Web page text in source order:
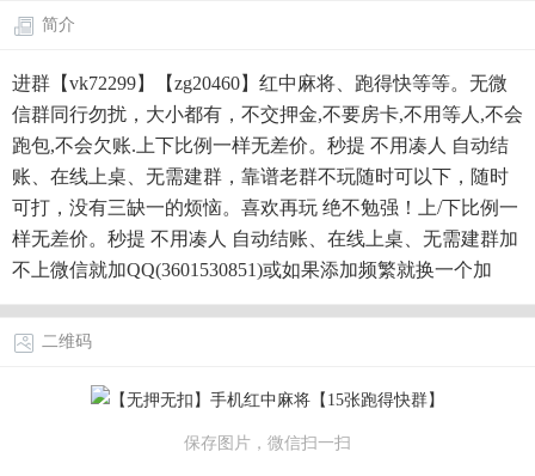
简介
进群【vk72299】【zg20460】红中麻将、跑得快等等。无微
信群同行勿扰，大小都有，不交押金,不要房卡,不用等人,不会
跑包,不会欠账.上下比例一样无差价。秒提 不用凑人 自动结
账、在线上桌、无需建群，靠谱老群不玩随时可以下，随时
可打，没有三缺一的烦恼。喜欢再玩 绝不勉强！上/下比例一
样无差价。秒提 不用凑人 自动结账、在线上桌、无需建群加
不上微信就加QQ(3601530851)或如果添加频繁就换一个加
二维码
保存图片，微信扫一扫